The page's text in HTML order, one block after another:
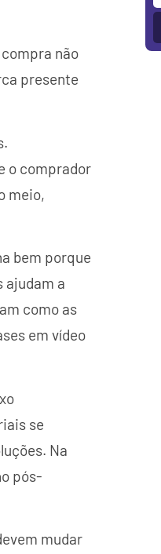
não
presente
o comprador
meio,
bem porque
ajudam a
como as
em vídeo
se
Na
pós-
mudar